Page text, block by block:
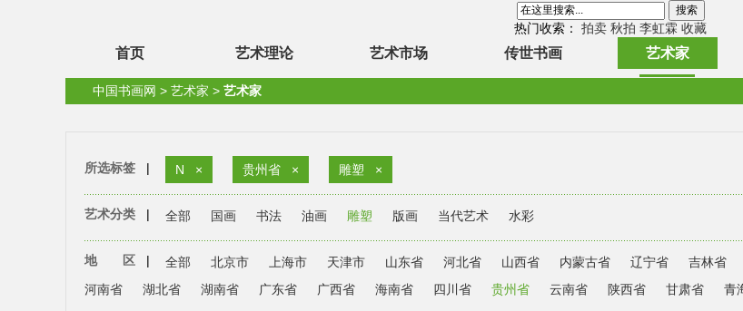
热门收索： 拍卖 秋拍 李虹霖 收藏
首页 艺术理论 艺术市场 传世书画 艺术家
中国书画网 > 艺术家 > 艺术家
所选标签 | N × 贵州省 × 雕塑 ×
艺术分类 | 全部 国画 书法 油画 雕塑 版画 当代艺术 水彩
地 区 | 全部 北京市 上海市 天津市 山东省 河北省 山西省 内蒙古省 辽宁省 吉林省
河南省
湖北省 湖南省 广东省 广西省 海南省 四川省 贵州省 云南省 陕西省 甘肃省 青